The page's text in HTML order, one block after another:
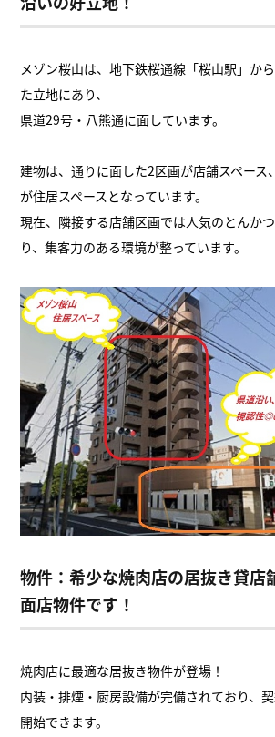
メゾン桜山は、地下鉄桜通線「桜山駅」か
た立地にあり、
県道29号・八熊通に面しています。
建物は、通りに面した2区画が店舗スペース
が住居スペースとなっています。
現在、隣接する店舗区画では人気のとんか
り、集客力のある環境が整っています。
物件：希少な焼肉店の居抜き貸
面店物件です！
焼肉店に最適な居抜き物件が登場！
内装・排煙・厨房設備が完備されており、
開始できます。